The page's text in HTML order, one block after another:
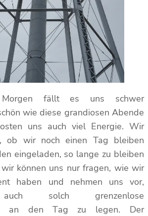
fällt es uns schwer
wie diese grandiosen Abende
uns auch viel Energie. Wir
ob wir noch einen Tag bleiben
eingeladen, so lange zu bleiben
können uns nur fragen, wie wir
haben und nehmen uns vor,
solch grenzenlose
an den Tag zu legen. Der